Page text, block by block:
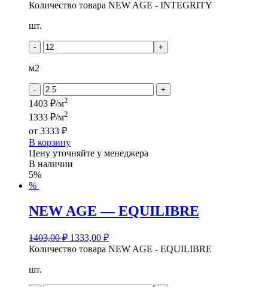
Количество товара NEW AGE - INTEGRITY
шт.
- +
м2
- +
1403 ₽/м2
1333 ₽/м2
от 3333 ₽
В корзину
Цену уточняйте у менеджера
В наличии
5%
%
NEW AGE — EQUILIBRE
1403,00₽ 1333,00 ₽
Количество товара NEW AGE - EQUILIBRE
шт.